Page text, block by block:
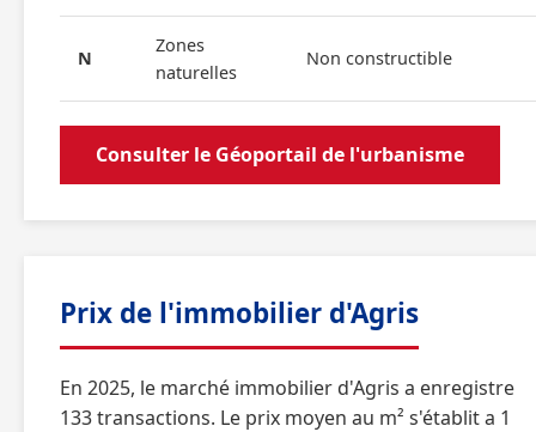
N
Zones
naturelles
Non constructible
Consulter le Géoportail de l'urbanisme
Prix de l'immobilier d'Agris
En 2025, le marché immobilier d'Agris a enregistre
133 transactions. Le prix moyen au m² s'établit a 1